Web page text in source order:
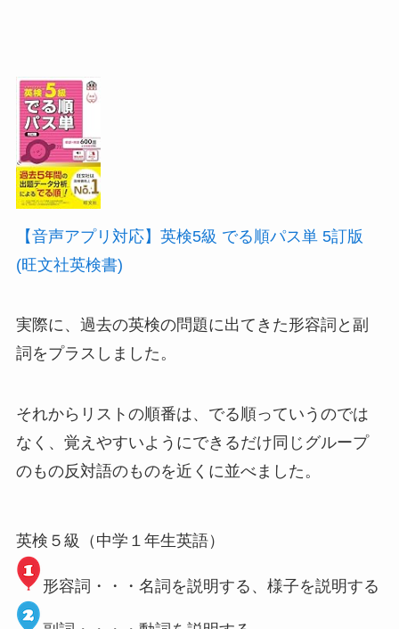
【音声アプリ対応】英検5級 でる順パス単 5訂版
(旺文社英検書)
実際に、過去の英検の問題に出てきた形容詞と副
詞をプラスしました。
それからリストの順番は、でる順っていうのでは
なく、覚えやすいようにできるだけ同じグループ
のもの反対語のものを近くに並べました。
英検５級（中学１年生英語）
形容詞・・・名詞を説明する、様子を説明する